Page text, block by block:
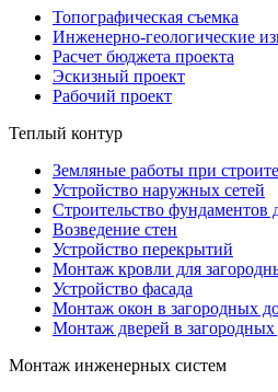
Топографическая съемка
Инженерно-геологические
Расчет бюджета проекта
Эскизный проект
Рабочий проект
Теплый контур
Земляные работы при
Устройство наружных сетей
Строительство фундаментов
Возведение стен
Устройство перекрытий
Монтаж кровли для
Устройство фасада
Монтаж окон в загородных
Монтаж дверей в
Монтаж инженерных систем